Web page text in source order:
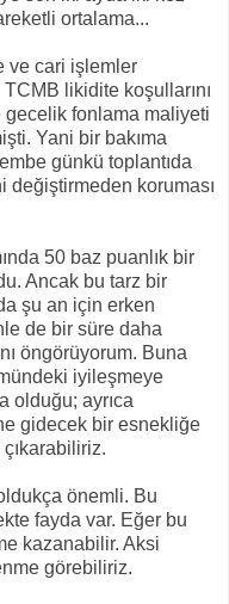
ortalama...
ve cari işlemler
TCMB likidite koşullarını
gecelik fonlama maliyeti
Yani bir bakıma
günkü toplantıda
değiştirmeden koruması
50 baz puanlık bir
Ancak bu tarz bir
şu an için erken
de bir süre daha
öngörüyorum. Buna
iyileşmeye
olduğu; ayrıca
gidecek bir esnekliğe
önemli. Bu
fayda var. Eğer bu
kazanabilir. Aksi
görebiliriz.